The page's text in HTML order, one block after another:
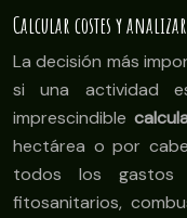
Calcular costes y
La decisión más
si una actividad
imprescindible
hectárea o por
todos los gastos
fitosanitarios,